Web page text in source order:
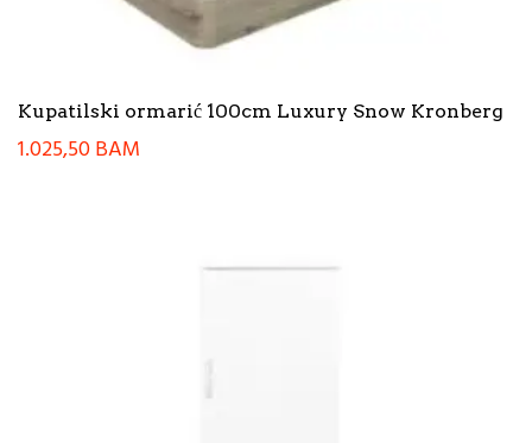
Kupatilski ormarić 100cm Luxury Snow Kronberg
1.025,50BAM